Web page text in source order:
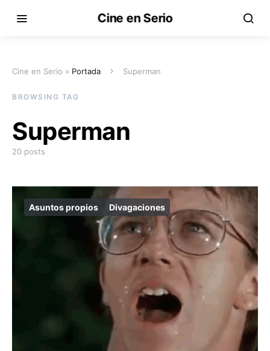
Cine en Serio
Cine en Serio » Portada Superman
BROWSING TAG
Superman
20 posts
Asuntos propios Divagaciones